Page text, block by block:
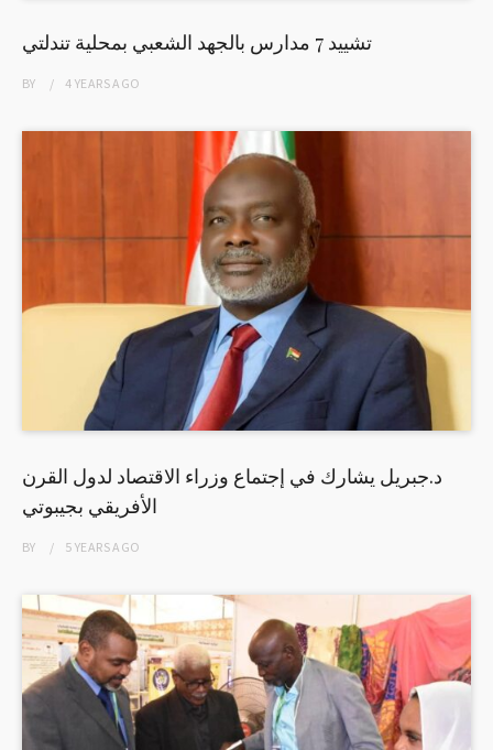
تشييد 7 مدارس بالجهد الشعبي بمحلية تندلتي
BY 4 YEARSAGO
د.جبريل يشارك في إجتماع وزراء الاقتصاد لدول القرن
الأفريقي بجيبوتي
BY 5 YEARSAGO